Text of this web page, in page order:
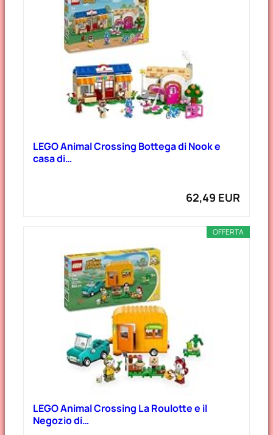
LEGO Animal Crossing Bottega di Nook e
casa di…
62,49 EUR
OFFERTA
LEGO Animal Crossing La Roulotte e il
Negozio di…